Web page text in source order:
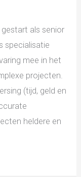
als senior
specialisatie
mee in het
projecten.
(tijd, geld en
heldere en